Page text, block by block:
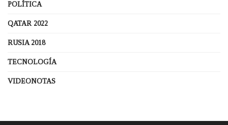
POLÍTICA
QATAR 2022
RUSIA 2018
TECNOLOGÍA
VIDEONOTAS